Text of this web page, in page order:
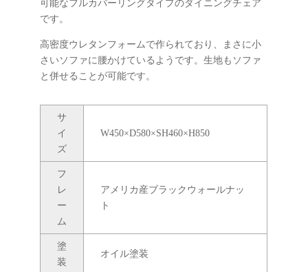
可能なフルカバーリングタイプのダイニングチェア
です。
高密度ウレタンフォームで作られており、まさに小
さいソファに腰かけているようです。生地もソファ
と併せることが可能です。
サ
イ
ズ
W450×D580×SH460×H850
フ
レ
ー
ム
アメリカ産ブラックウォールナッ
ト
塗
装
オイル塗装